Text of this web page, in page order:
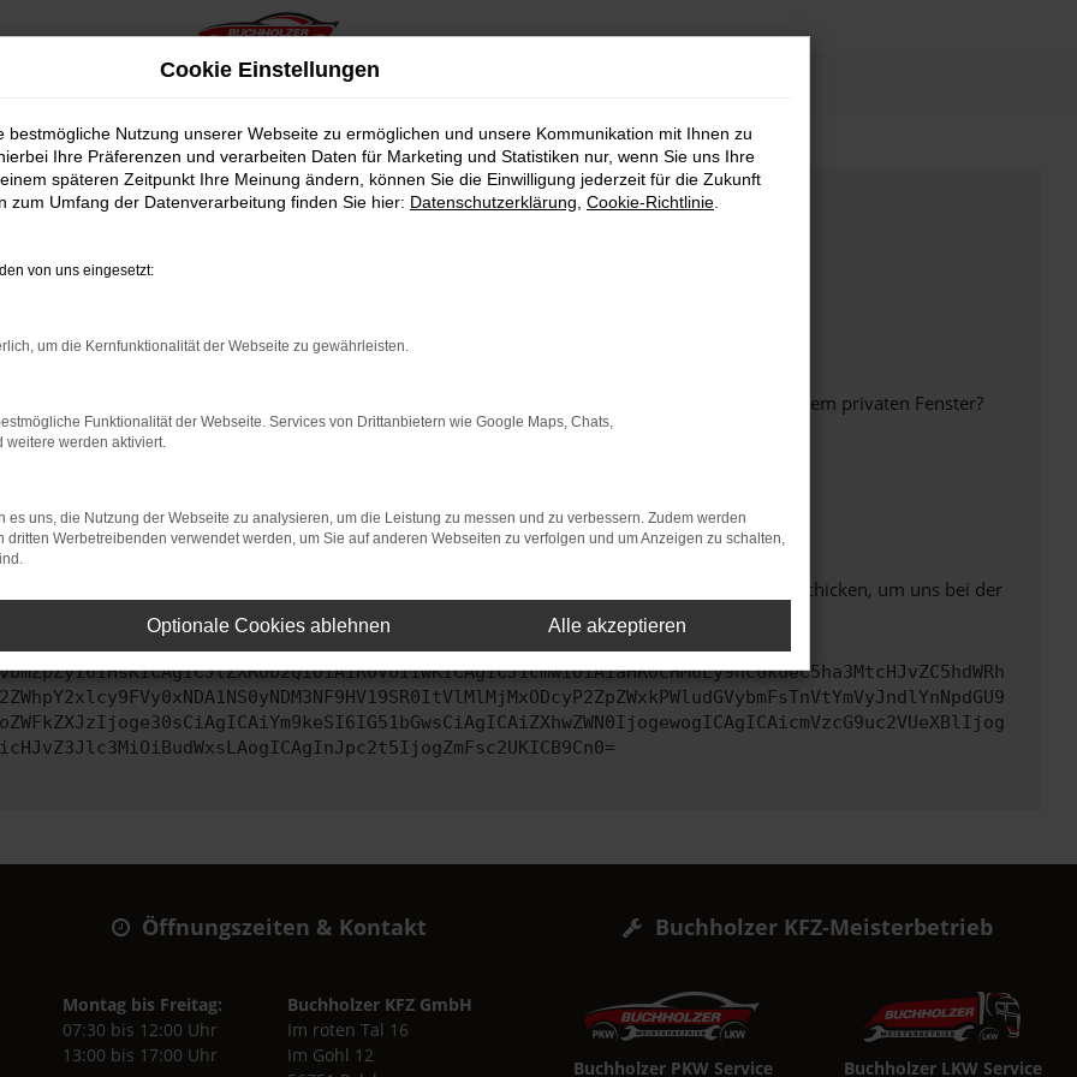
bestimmter Seiten verhindern. Funktioniert die Seite in einem anderen Browser oder in einem privaten Fenster?
beheben.
auf dem neuesten Stand sind.
kann auch dazu führen, dass bestimmte Funktionen nicht mehr unterstützt werden.
uns bitte. Wir werden versuchen, das Problem zu beheben. Du kannst uns diesen Text schicken, um uns bei der
Öffnungszeiten & Kontakt
Montag bis Freitag:
07:30 bis 12:00 Uhr
13:00 bis 17:00 Uhr
Buchholzer KFZ GmbH
Im roten Tal 16
Im Gohl 12
Buchholzer KFZ-Meisterbetrieb
Buchholzer PKW Service Buchholzer LKW Service
Cookie Einstellungen
bestmögliche Nutzung unserer Webseite zu ermöglichen und unsere Kommunikation mit Ihnen zu
Ihre Präferenzen und verarbeiten Daten für Marketing und Statistiken nur, wenn Sie uns Ihre
späteren Zeitpunkt Ihre Meinung ändern, können Sie die Einwilligung jederzeit für die Zukunft
zum Umfang der Datenverarbeitung finden Sie hier: Datenschutzerklärung Cookie-Richtlinie
von uns eingesetzt:
um die Kernfunktionalität der Webseite zu gewährleisten.
Funktionalität der Webseite. Services von Drittanbietern wie Google Maps, Chats,
weitere werden aktiviert.
es uns, die Nutzung der Webseite zu analysieren, um die Leistung zu messen und zu verbessern. Zudem werden
dritten Werbetreibenden verwendet werden, um Sie auf anderen Webseiten zu verfolgen und um Anzeigen zu schalten,
Optionale Cookies ablehnen Alle akzeptieren